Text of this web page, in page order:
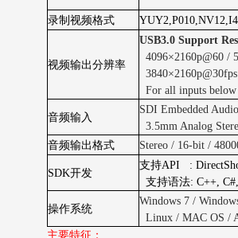
录制视频格式
视频输出分辨率
USB3.0 Support
4096×2160p@60 /
For all inputs
音频输入
SDI Embedded Audio
3.5mm Analog
音频输出格式
Stereo / 16-bit /
SDK开发
支持API :
支持语法: C++,
操作系统
Windows 7 /
Linux / MAC OS /
主要特征：